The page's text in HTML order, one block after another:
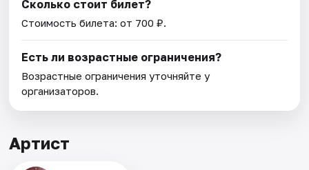
Сколько стоит билет?
Стоимость билета: от 700 ₽.
Есть ли возрастные ограничения?
Возрастные ограничения уточняйте у
организаторов.
Артист